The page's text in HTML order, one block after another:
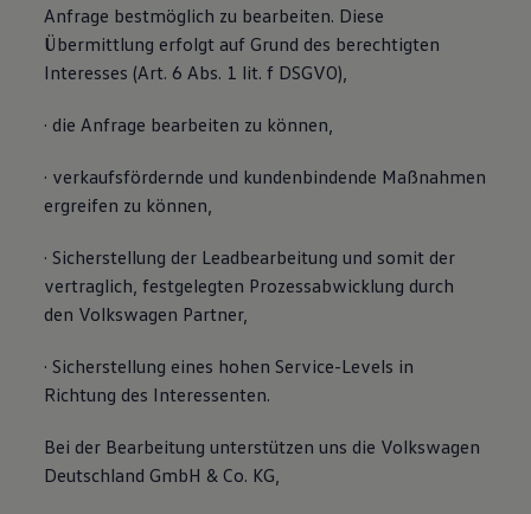
Anfrage bestmöglich zu bearbeiten. Diese
Übermittlung erfolgt auf Grund des berechtigten
Interesses (Art. 6 Abs. 1 lit. f DSGVO),
· die Anfrage bearbeiten zu können,
· verkaufsfördernde und kundenbindende Maßnahmen
ergreifen zu können,
· Sicherstellung der Leadbearbeitung und somit der
vertraglich, festgelegten Prozessabwicklung durch
den Volkswagen Partner,
· Sicherstellung eines hohen Service-Levels in
Richtung des Interessenten.
Bei der Bearbeitung unterstützen uns die Volkswagen
Deutschland GmbH & Co. KG,